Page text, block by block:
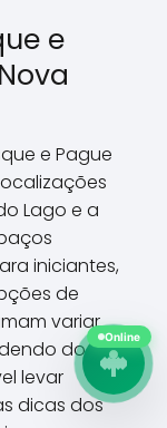
e
e Pague
Lago e a
iniciantes,
de
variar
do
levar
dicas dos
Online